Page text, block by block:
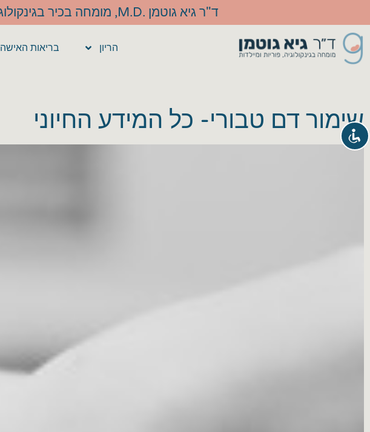
ד"ר גיא גוטמן .M.D, מומחה בכיר בגינקולוגיה ומיילדות ומנתח מוביל בתחום
הריון בריאות האישה
שימור דם טבורי- כל המידע החיוני